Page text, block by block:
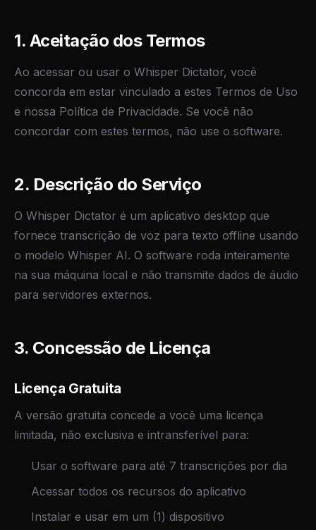
1. Aceitação dos Termos
Ao acessar ou usar o Whisper Dictator, você
concorda em estar vinculado a estes Termos de Uso
e nossa Política de Privacidade. Se você não
concordar com estes termos, não use o software.
2. Descrição do Serviço
O Whisper Dictator é um aplicativo desktop que
fornece transcrição de voz para texto offline usando
o modelo Whisper AI. O software roda inteiramente
na sua máquina local e não transmite dados de áudio
para servidores externos.
3. Concessão de Licença
Licença Gratuita
A versão gratuita concede a você uma licença
limitada, não exclusiva e intransferível para:
Usar o software para até 7 transcrições por dia
Acessar todos os recursos do aplicativo
Instalar e usar em um (1) dispositivo